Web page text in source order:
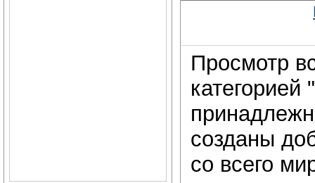
Просмотр
созданы
со всего